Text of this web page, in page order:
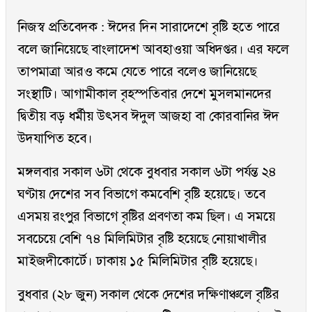
নিজস্ব প্রতিবেদক : ঈদের দিন সারাদেশে বৃষ্টি হতে পারে
বলে জানিয়েছে বাংলাদেশ আবহাওয়া অধিদপ্তর। এর ফলে
তাপমাত্রা আরও কমে যেতে পারে বলেও জানিয়েছে
সংস্থাটি। আগামীকাল বৃহস্পতিবার দেশে মুসলমানদের
দ্বিতীয় বড় ধর্মীয় উৎসব ঈদুল আজহা বা কোরবানির ঈদ
উদযাপিত হবে।
মঙ্গলবার সকাল ৬টা থেকে বুধবার সকাল ৬টা পর্যন্ত ২৪
ঘণ্টায় দেশের সব বিভাগে কমবেশি বৃষ্টি হয়েছে। তবে
এসময় রংপুর বিভাগে বৃষ্টির প্রবণতা কম ছিল। এ সময়ে
সবচেয়ে বেশি ৭৪ মিলিমিটার বৃষ্টি হয়েছে নোয়াখালীর
মাইজদীকোর্টে। ঢাকায় ১৫ মিলিমিটার বৃষ্টি হয়েছে।
বুধবার (২৮ জুন) সকাল থেকে দেশের দক্ষিণাঞ্চলে বৃষ্টির